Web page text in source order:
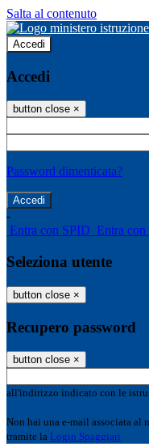
Salta al contenuto
Accedi
Accedi
button close ×
Password dimenticata?
-
Entra con SPID Entra
Seleziona utente
button close ×
Recupero password
button close ×
all'indirizzo indicato con le
Non hai una e-mail associata al
tramite la Login Spaggiari